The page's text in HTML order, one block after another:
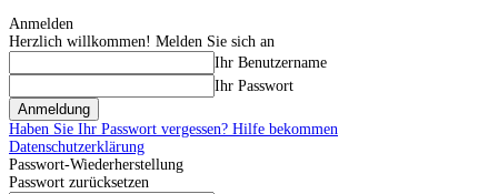
Anmelden
Herzlich willkommen! Melden Sie sich an
Ihr Benutzername
Ihr Passwort
Haben Sie Ihr Passwort vergessen? Hilfe bekommen
Datenschutzerklärung
Passwort-Wiederherstellung
Passwort zurücksetzen